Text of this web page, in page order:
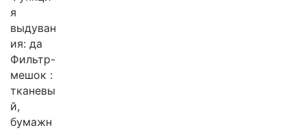
я
выдуван
ия: да
Фильтр-
мешок :
тканевы
й,
бумажн